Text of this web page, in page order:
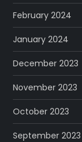
February 2024
January 2024
December 2023
November 2023
October 2023
September 2023